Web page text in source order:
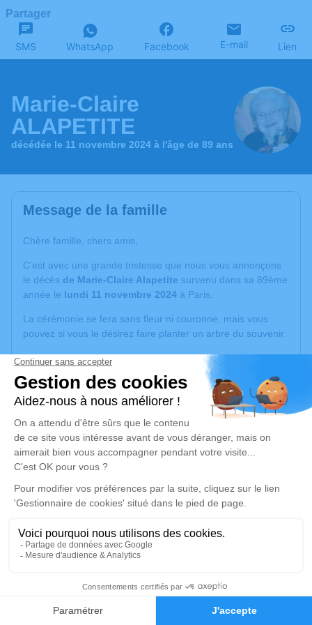
Faire-part Hommages
Partager
SMS WhatsApp Facebook E-mail Lien
Marie-Claire
ALAPETITE
décédée le 11 novembre 2024 à l'âge de 89 ans
Message de la famille
Chère famille, chers amis,
C'est avec une grande tristesse que nous vous annonçons
le décès de Marie-Claire Alapetite survenu dans sa 89ème
année le lundi 11 novembre 2024 à Paris.
La cérémonie se fera sans fleur ni couronne, mais vous
pouvez si vous le désirez faire planter un arbre du souvenir.
Didier, Sandrine, Baptiste,Téo.
Je rends hommage
Cérémonie civile
vendredi 22 novembre 2024 à 15h00
Crématorium du Père-Lachaise de Paris
71 Rue des Rondeaux
75020 Paris
Déroulé des obsèques
Cérémonie civile